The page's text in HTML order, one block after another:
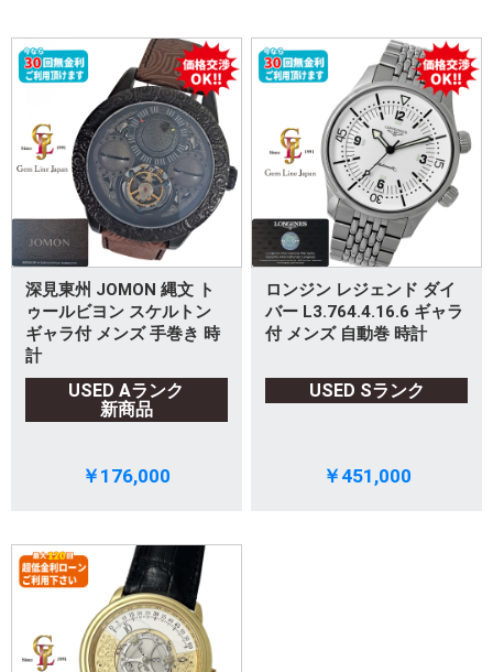
深見東州 JOMON 縄文 ト
ゥールビヨン スケルトン
ギャラ付 メンズ 手巻き 時
計
USED Aランク
新商品
￥176,000
ロンジン レジェンド ダイ
バー L3.764.4.16.6 ギャラ
付 メンズ 自動巻 時計
USED Sランク
￥451,000